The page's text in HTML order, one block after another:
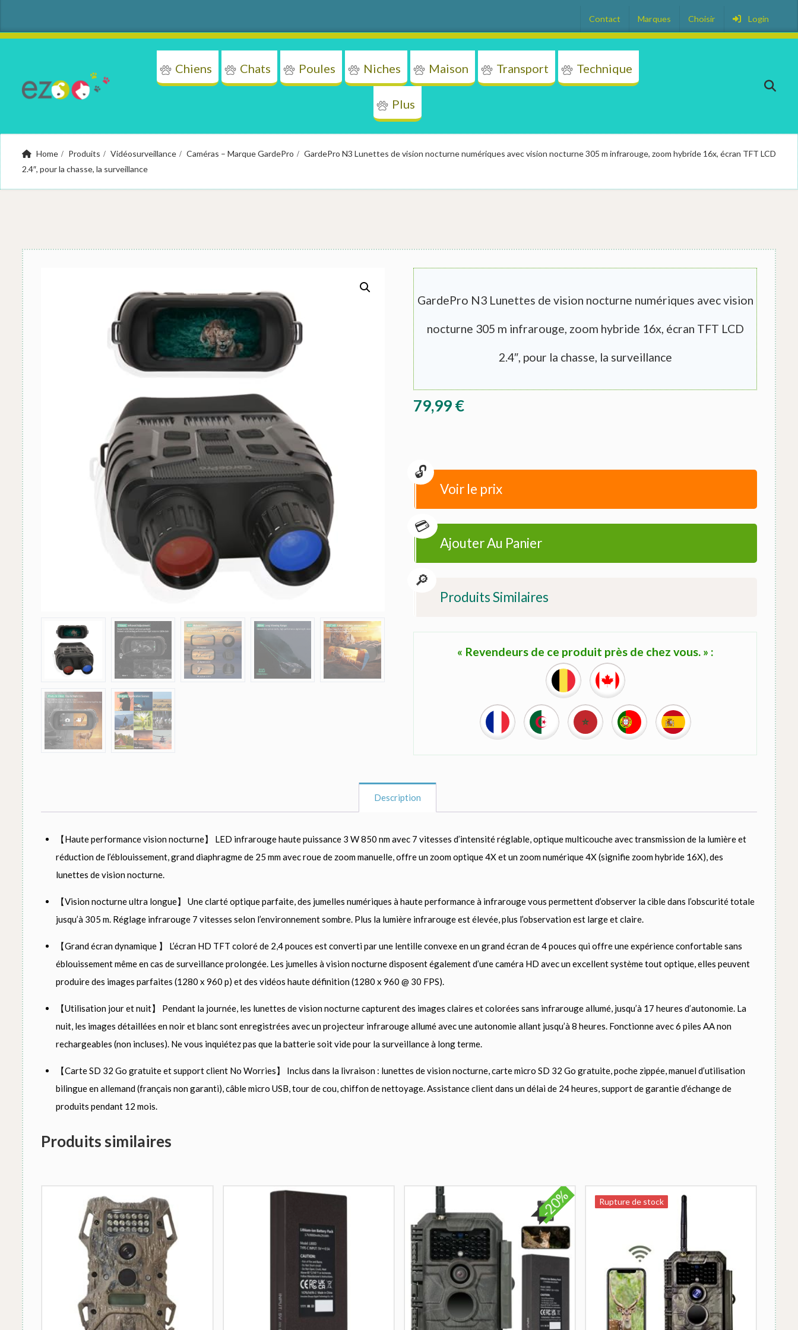
Contact Marques Choisir Login
Chiens Chats Poules Niches Maison Transport Technique
Plus
Poules
Home Produits Vidéosurveillance Caméras – Marque GardePro
GardePro N3 Lunettes de vision nocturne numériques avec vision nocturne 305 m infrarouge, zoom hybride 16x, écran TFT LCD
2.4″, pour la chasse, la surveillance
GardePro N3 Lunettes de vision nocturne numériques avec vision
nocturne 305 m infrarouge, zoom hybride 16x, écran TFT LCD
2.4″, pour la chasse, la surveillance
79,99€
Voir le prix
Ajouter Au Panier
Produits Similaires
« Revendeurs de ce produit près de chez vous. » :
Description
【Haute performance vision nocturne】 LED infrarouge haute puissance 3 W 850 nm avec 7 vitesses d’intensité réglable, optique multicouche avec transmission de la lumière et
réduction de l’éblouissement, grand diaphragme de 25 mm avec roue de zoom manuelle, offre un zoom optique 4X et un zoom numérique 4X (signifie zoom hybride 16X), des
lunettes de vision nocturne.
【Vision nocturne ultra longue】 Une clarté optique parfaite, des jumelles numériques à haute performance à infrarouge vous permettent d’observer la cible dans l’obscurité totale
jusqu’à 305 m. Réglage infrarouge 7 vitesses selon l’environnement sombre. Plus la lumière infrarouge est élevée, plus l’observation est large et claire.
【Grand écran dynamique 】 L’écran HD TFT coloré de 2,4 pouces est converti par une lentille convexe en un grand écran de 4 pouces qui offre une expérience confortable sans
éblouissement même en cas de surveillance prolongée. Les jumelles à vision nocturne disposent également d’une caméra HD avec un excellent système tout optique, elles peuvent
produire des images parfaites (1280 x 960 p) et des vidéos haute définition (1280 x 960 @ 30 FPS).
【Utilisation jour et nuit】 Pendant la journée, les lunettes de vision nocturne capturent des images claires et colorées sans infrarouge allumé, jusqu’à 17 heures d’autonomie. La
nuit, les images détaillées en noir et blanc sont enregistrées avec un projecteur infrarouge allumé avec une autonomie allant jusqu’à 8 heures. Fonctionne avec 6 piles AA non
rechargeables (non incluses). Ne vous inquiétez pas que la batterie soit vide pour la surveillance à long terme.
【Carte SD 32 Go gratuite et support client No Worries】 Inclus dans la livraison : lunettes de vision nocturne, carte micro SD 32 Go gratuite, poche zippée, manuel d’utilisation
bilingue en allemand (français non garanti), câble micro USB, tour de cou, chiffon de nettoyage. Assistance client dans un délai de 24 heures, support de garantie d’échange de
produits pendant 12 mois.
Produits similaires
-20% Rupture de stock
Rupture de stock